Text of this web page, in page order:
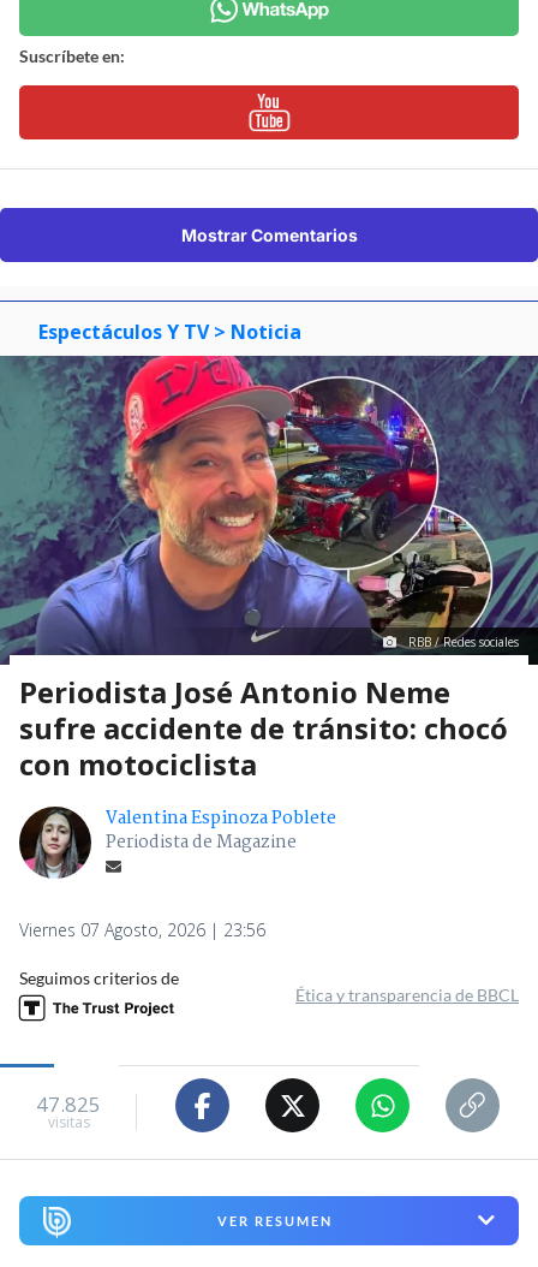
Suscríbete en:
Mostrar Comentarios
Espectáculos Y TV > Noticia
RBB / Redes sociales
Periodista José Antonio Neme
sufre accidente de tránsito: chocó
con motociclista
Valentina Espinoza Poblete
Periodista de Magazine
Viernes 07 Agosto, 2026 | 23:56
Seguimos criterios de
Ética y transparencia de BBCL
47.825
visitas
VER RESUMEN